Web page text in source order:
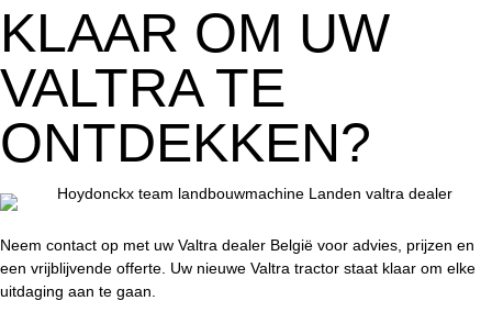
KLAAR OM UW
VALTRA TE
ONTDEKKEN?
Neem contact op met uw Valtra dealer België voor advies, prijzen en
een vrijblijvende offerte. Uw nieuwe Valtra tractor staat klaar om elke
uitdaging aan te gaan.